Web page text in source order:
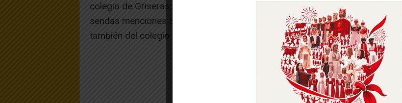
colegio de Griseras; Además en esta categoría han sido reconocidos con
sendas menciones Samuel Alonso Parrilla y Claudia Cuartero, ambos
también del colegio público Griseras.